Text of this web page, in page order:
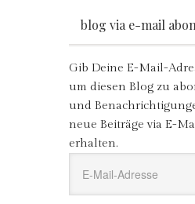
blog via e-mail
Gib Deine E-Mail-
um diesen Blog zu
und
neue Beiträge via E-
erhalten.
Mail-
Adresse